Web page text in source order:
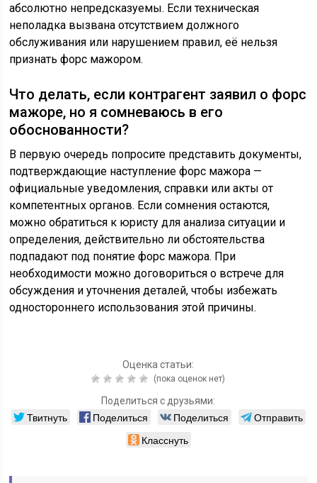
абсолютно непредсказуемы. Если техническая
неполадка вызвана отсутствием должного
обслуживания или нарушением правил, её нельзя
признать форс мажором.
Что делать, если контрагент заявил о форс
мажоре, но я сомневаюсь в его
обоснованности?
В первую очередь попросите представить документы,
подтверждающие наступление форс мажора —
официальные уведомления, справки или акты от
компетентных органов. Если сомнения остаются,
можно обратиться к юристу для анализа ситуации и
определения, действительно ли обстоятельства
подпадают под понятие форс мажора. При
необходимости можно договориться о встрече для
обсуждения и уточнения деталей, чтобы избежать
одностороннего использования этой причины.
Оценка статьи:
(пока оценок нет)
Поделиться с друзьями:
Твитнуть Поделиться Поделиться
Отправить
Класснуть